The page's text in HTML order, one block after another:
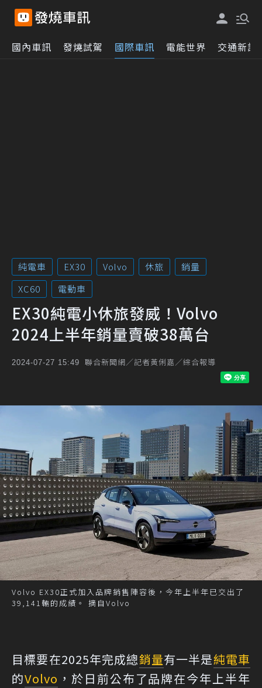
國內車訊 發燒試駕 國際車訊 電能世界 交通新訊
純電車 EX30 Volvo 休旅
銷量
XC60
電動車
EX30純電小休旅發威！Volvo
2024上半年銷量賣破38萬台
2024-07-27 15:49 聯合新聞網／記者黃俐嘉／綜合報導
Volvo EX30正式加入品牌銷售陣容後，今年上半年已交出了
39,141輛的成績。 摘自Volvo
目標要在2025年完成總銷量有一半是純電車
的Volvo ，於日前公布了品牌在今年上半年